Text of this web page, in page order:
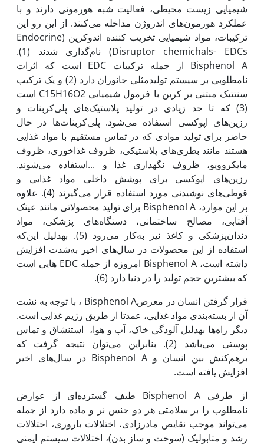
شیمیایی زیست محیطی، فعالیت شبه هورمونی دارند و با
عملکرد هورمون‌های اندروژن مداخله می‌کنند. از این رو این
ترکیبات، مواد شیمیایی تخریب کننده اندوکرین (Endocrine
Disruptor chemichals- EDCs) نام‌گذاری شدند (1).
Bisphenol A از جمله ترکیبات EDC است که اثرات
نامطلوبی بر سیستم تولیدمثلی جانوران دارد (2) و یک ترکیب
سنتتیک مبتنی بر کربن با فرمول شیمیایی C15H16O2 است
(3) که تا حد زیادی در تولید پلاستیک‌های پلی‌کربنات و
رزین‌های اپوکسی استفاده می‌شود. پلی‌کربنات‌ها در حال
حاضر برای تولید موادی که در تماس مستقیم با مواد غذایی
هستند مانند بطری‌های پلاستیکی، ظروف غذاخوری، ظروف
مایکروویو، ظروف نگه‏داری غذا و ...استفاده می‌شوند.
رزین‌های اپوکسی برای پوشش داخلی مواد غذایی و
قوطی‌های نوشیدنی مورد استفاده قرار می‌گیرند (4). علاوه
بر این موارد، Bisphenol A برای تولید محصولاتی مانند عینک
آفتابی، مصالح ساختمانی، دستگاه‌های پزشکی، مواد
دندان‌پزشکی و کاغذ نیز به‌کار می‌رود (5). به‏دلیل این‌که
استفاده از این محصولات در سال‌های اخیر به‌شدت افزایش
داشته است، Bisphenol A امروزه از جمله EDC هایی است
که بیشترین حجم تولید را در دنیا دارد (6).
قرار گرفتن انسان در معرضBisphenol A ، با توجه به نشت
آن از بسته‌بندی مواد غذایی، عمدتا از طریق رژیم غذایی است.
دیگر راه‌ها به‏دلیل آلودگی خاک، آب و هوا، استنشاق و تماس
پوستی می‌باشد (2). بنابراین می‌توان نتیجه گرفت که
برهم‌کنش بین انسان و Bisphenol A در سال‌های اخیر
افزایش یافته است.
از طرفی Bisphenol A طیف گسترده‌ای از عوارض
نامطلوب را بر سلامتی هر دو جنس نر و ماده دارد از جمله
می‌تواند موجب نقایص مادرزادی، اختلالات باروری، اختلالات
رشد و متابولیک (سوخت و ساز بدن)، اختلالات سیستم ایمنی